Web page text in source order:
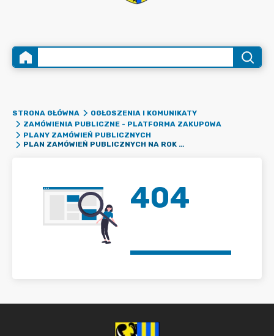
STRONA GŁÓWNA
OGŁOSZENIA I KOMUNIKATY
ZAMÓWIENIA PUBLICZNE - PLATFORMA ZAKUPOWA
PLANY ZAMÓWIEŃ PUBLICZNYCH
PLAN ZAMÓWIEŃ PUBLICZNYCH NA ROK 2024
404